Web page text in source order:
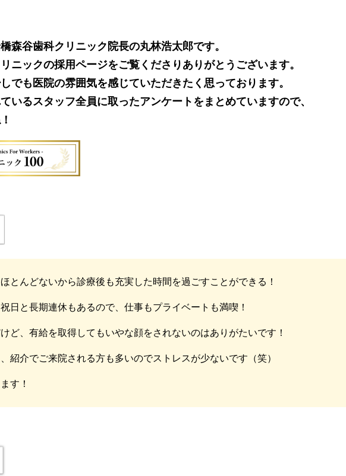
森谷歯科クリニック院長の丸林浩太郎です。
ニックの採用ページをご覧くださりありがとうございます。
でも医院の雰囲気を感じていただきたく思っております。
いるスタッフ全員に取ったアンケートをまとめていますので、
とんどないから診療後も充実した時間を過ごすことができる！
日と長期連休もあるので、仕事もプライベートも満喫！
ど、有給を取得してもいやな顔をされないのはありがたいです！
紹介でご来院される方も多いのでストレスが少ないです（笑）
す！